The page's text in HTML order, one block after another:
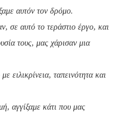
αυτόν τον δρόμο.
σε αυτό το τεράστιο έργο, και
τους, μας χάρισαν μια
ειλικρίνεια, ταπεινότητα και
αγγίξαμε κάτι που μας